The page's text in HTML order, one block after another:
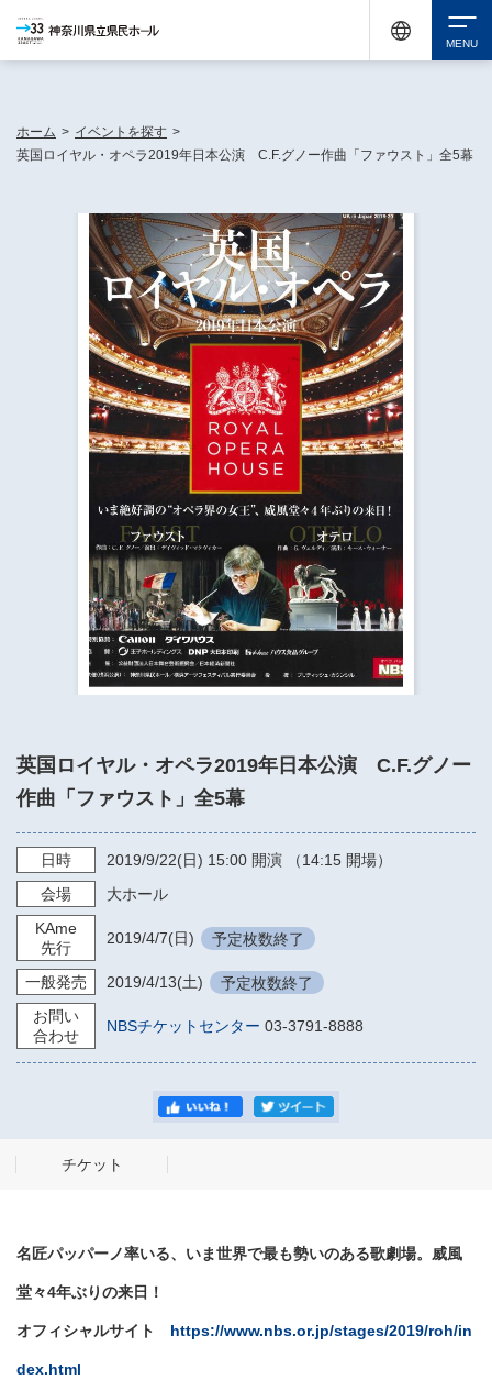
イベントを探す
・ イベント一覧
・ イベントカレンダー
休館中の県民ホールについて
・ 施設概要
・ 神奈川県民ホールの取り組み
神奈川県立県民ホールSNS
ギャラリーSNS
ホーム > イベントを探す >
英国ロイヤル・オペラ2019年日本公演 C.F.グノー作曲「ファウスト」全5幕
英国ロイヤル・オペラ2019年日本公演 C.F.グノー
作曲「ファウスト」全5幕
日時 2019/9/22(日) 15:00 開演 （14:15 開場）
会場
大ホール
KAme
先行
2019/4/7(日) 予定枚数終了
一般発売 2019/4/13(土)
予定枚数終了
お問い
合わせ
NBSチケットセンター 03-3791-8888
チケット
名匠パッパーノ率いる、いま世界で最も勢いのある歌劇場。威風
堂々4年ぶりの来日！
オフィシャルサイト https://www.nbs.or.jp/stages/2019/roh/in
dex.html